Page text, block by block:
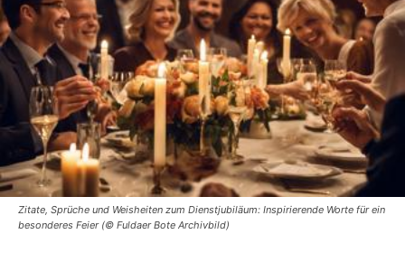
Zitate, Sprüche und Weisheiten zum Dienstjubiläum: Inspirierende Worte für ein
besonderes Feier (© Fuldaer Bote Archivbild)